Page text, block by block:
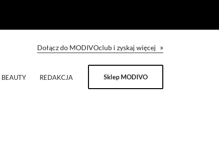
Dołącz do MODIVOclub i zyskaj więcej »
BEAUTY REDAKCJA Sklep MODIVO